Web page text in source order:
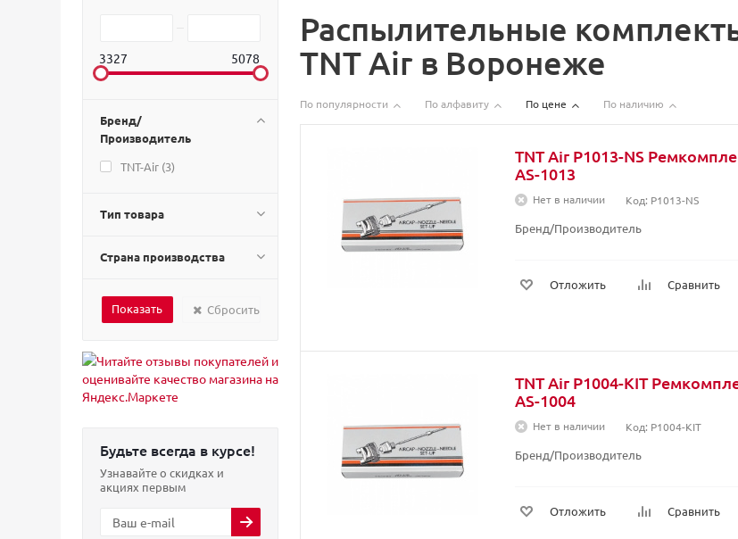
3327 5078
Бренд/
Производитель
TNT-Air (3)
Тип товара
Страна производства
Сбросить
Будьте всегда в курсе!
Узнавайте о скидках и
акциях первым
Распылительные
TNT Air в Воронеже
По популярности По алфавиту По цене По наличию
TNT Air P1013-NS
AS-1013
Нет в наличии Код: P1013-NS
Бренд/Производитель
Отложить Сравнить
TNT Air P1004-KIT
AS-1004
Нет в наличии Код: P1004-KIT
Бренд/Производитель
Отложить Сравнить